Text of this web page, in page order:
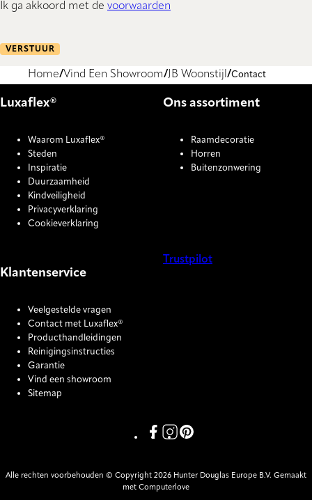
Ik ga akkoord met de voorwaarden
VERSTUUR
Home Vind Een Showroom JB Woonstijl Contact
Luxaflex®
Waarom Luxaflex®
Steden
Inspiratie
Duurzaamheid
Kindveiligheid
Privacyverklaring
Cookieverklaring
Ons assortiment
Raamdecoratie
Horren
Buitenzonwering
Klantenservice
Veelgestelde vragen
Contact met Luxaflex®
Producthandleidingen
Reinigingsinstructies
Garantie
Vind een showroom
Sitemap
Trustpilot
Link missing Display text from
Link missing Display text
Link missing Display text
Alle rechten voorbehouden © Copyright 2026 Hunter Douglas Europe B.V. Gemaakt
met Computerlove